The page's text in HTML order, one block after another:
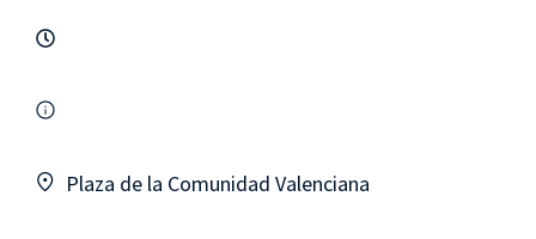
Plaza de la Comunidad Valenciana